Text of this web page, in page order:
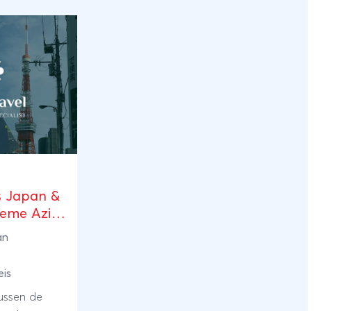
wij een
interesses,
in alle
reis
kan soms
je er nooit
dag, 7 dagen
te
en
Japan &
Azië
de